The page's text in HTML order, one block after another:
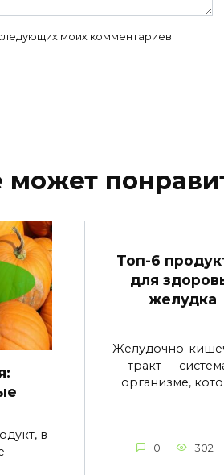
моих комментариев.
в
Топ-6
для
желудка
Желудочно-
тракт —
организме,
0 302